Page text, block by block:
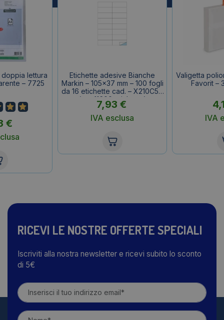
lettura
– 7725
€
Etichette adesive Bianche
Markin – 105×37 mm – 100 fogli
da 16 etichette cad. – X210C511
(conf.1600 etichette)
7,93 €
IVA esclusa
Valigetta
Favorit –
IVA
RICEVI LE NOSTRE OFFERTE SPECIALI
Iscriviti alla nostra newsletter e ricevi subito lo sconto
di 5€